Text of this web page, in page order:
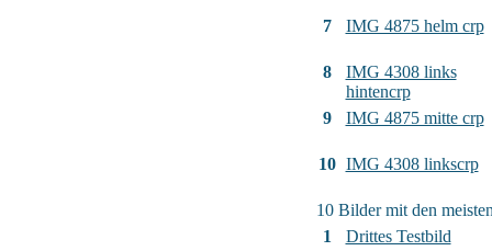
7 IMG 4875 helm crp
8
IMG 4308 links
hintencrp
9
IMG 4875 mitte crp
10 IMG 4308 linkscrp
10 Bilder mit den
1
Drittes Testbild